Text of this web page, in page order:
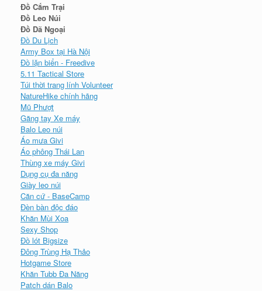
Đồ Cắm Trại
Đồ Leo Núi
Đồ Dã Ngoại
Đồ Du Lịch
Army Box tại Hà Nội
Đồ lặn biển - Freedive
5.11 Tactical Store
Túi thời trang lính Volunteer
NatureHike chính hãng
Mũ Phượt
Găng tay Xe máy
Balo Leo núi
Áo mưa Givi
Áo phông Thái Lan
Thùng xe máy Givi
Dụng cụ đa năng
Giày leo núi
Căn cứ - BaseCamp
Đèn bàn độc đáo
Khăn Mùi Xoa
Sexy Shop
Đồ lót Bigsize
Đông Trùng Hạ Thảo
Hotgame Store
Khăn Tubb Đa Năng
Patch dán Balo